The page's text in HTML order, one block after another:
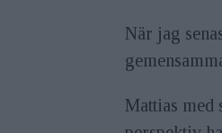
När jag
Mattias